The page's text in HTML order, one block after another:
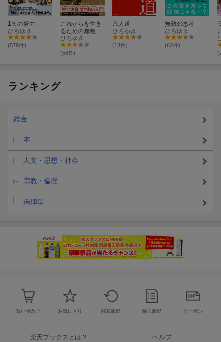
1％の努力
ひろゆき
(579件)
これからを生き
るための無敵の
お金の話
ひろゆき
(56件)
凡人道
ひろゆき
(13件)
無敵の思考
ひろゆき
(62件)
ランキング
総合
本
人文・思想・社会
宗教・倫理
倫理学
買い物かご お気に入り 閲覧履歴 購入履歴 クーポン
楽天ブックスとは？ ヘルプ